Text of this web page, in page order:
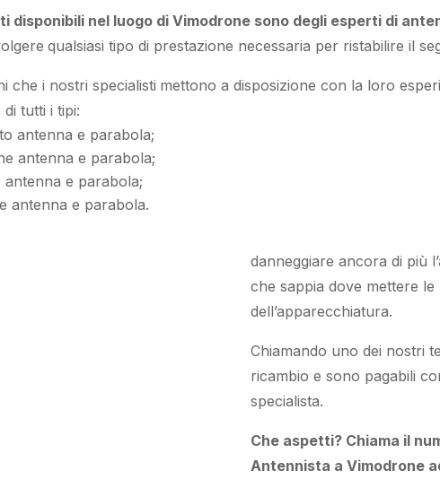
disponibili nel luogo di Vimodrone sono degli esperti di
qualsiasi tipo di prestazione necessaria per ristabilire il
che i nostrispecialisti mettono a disposizione con la loro
di tutti i tipi:
antenna e parabola;
antenna e parabola;
antenna e parabola;
antenna e parabola.
danneggiare ancora di più
che sappiadove mettere le
dell’apparecchiatura.
Chiamando uno dei nostri
ricambio e sono pagabili
specialista.
Che aspetti? Chiama il
Antennista a Vimodrone